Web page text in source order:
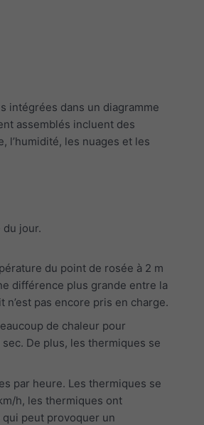
intégrées dans un diagramme
assemblés incluent des
l’humidité, les nuages et les
jour.
du point de rosée à 2 m
différence plus grande entre la
pas encore pris en charge.
de chaleur pour
De plus, les thermiques se
par heure. Les thermiques se
h, les thermiques ont
peut provoquer un